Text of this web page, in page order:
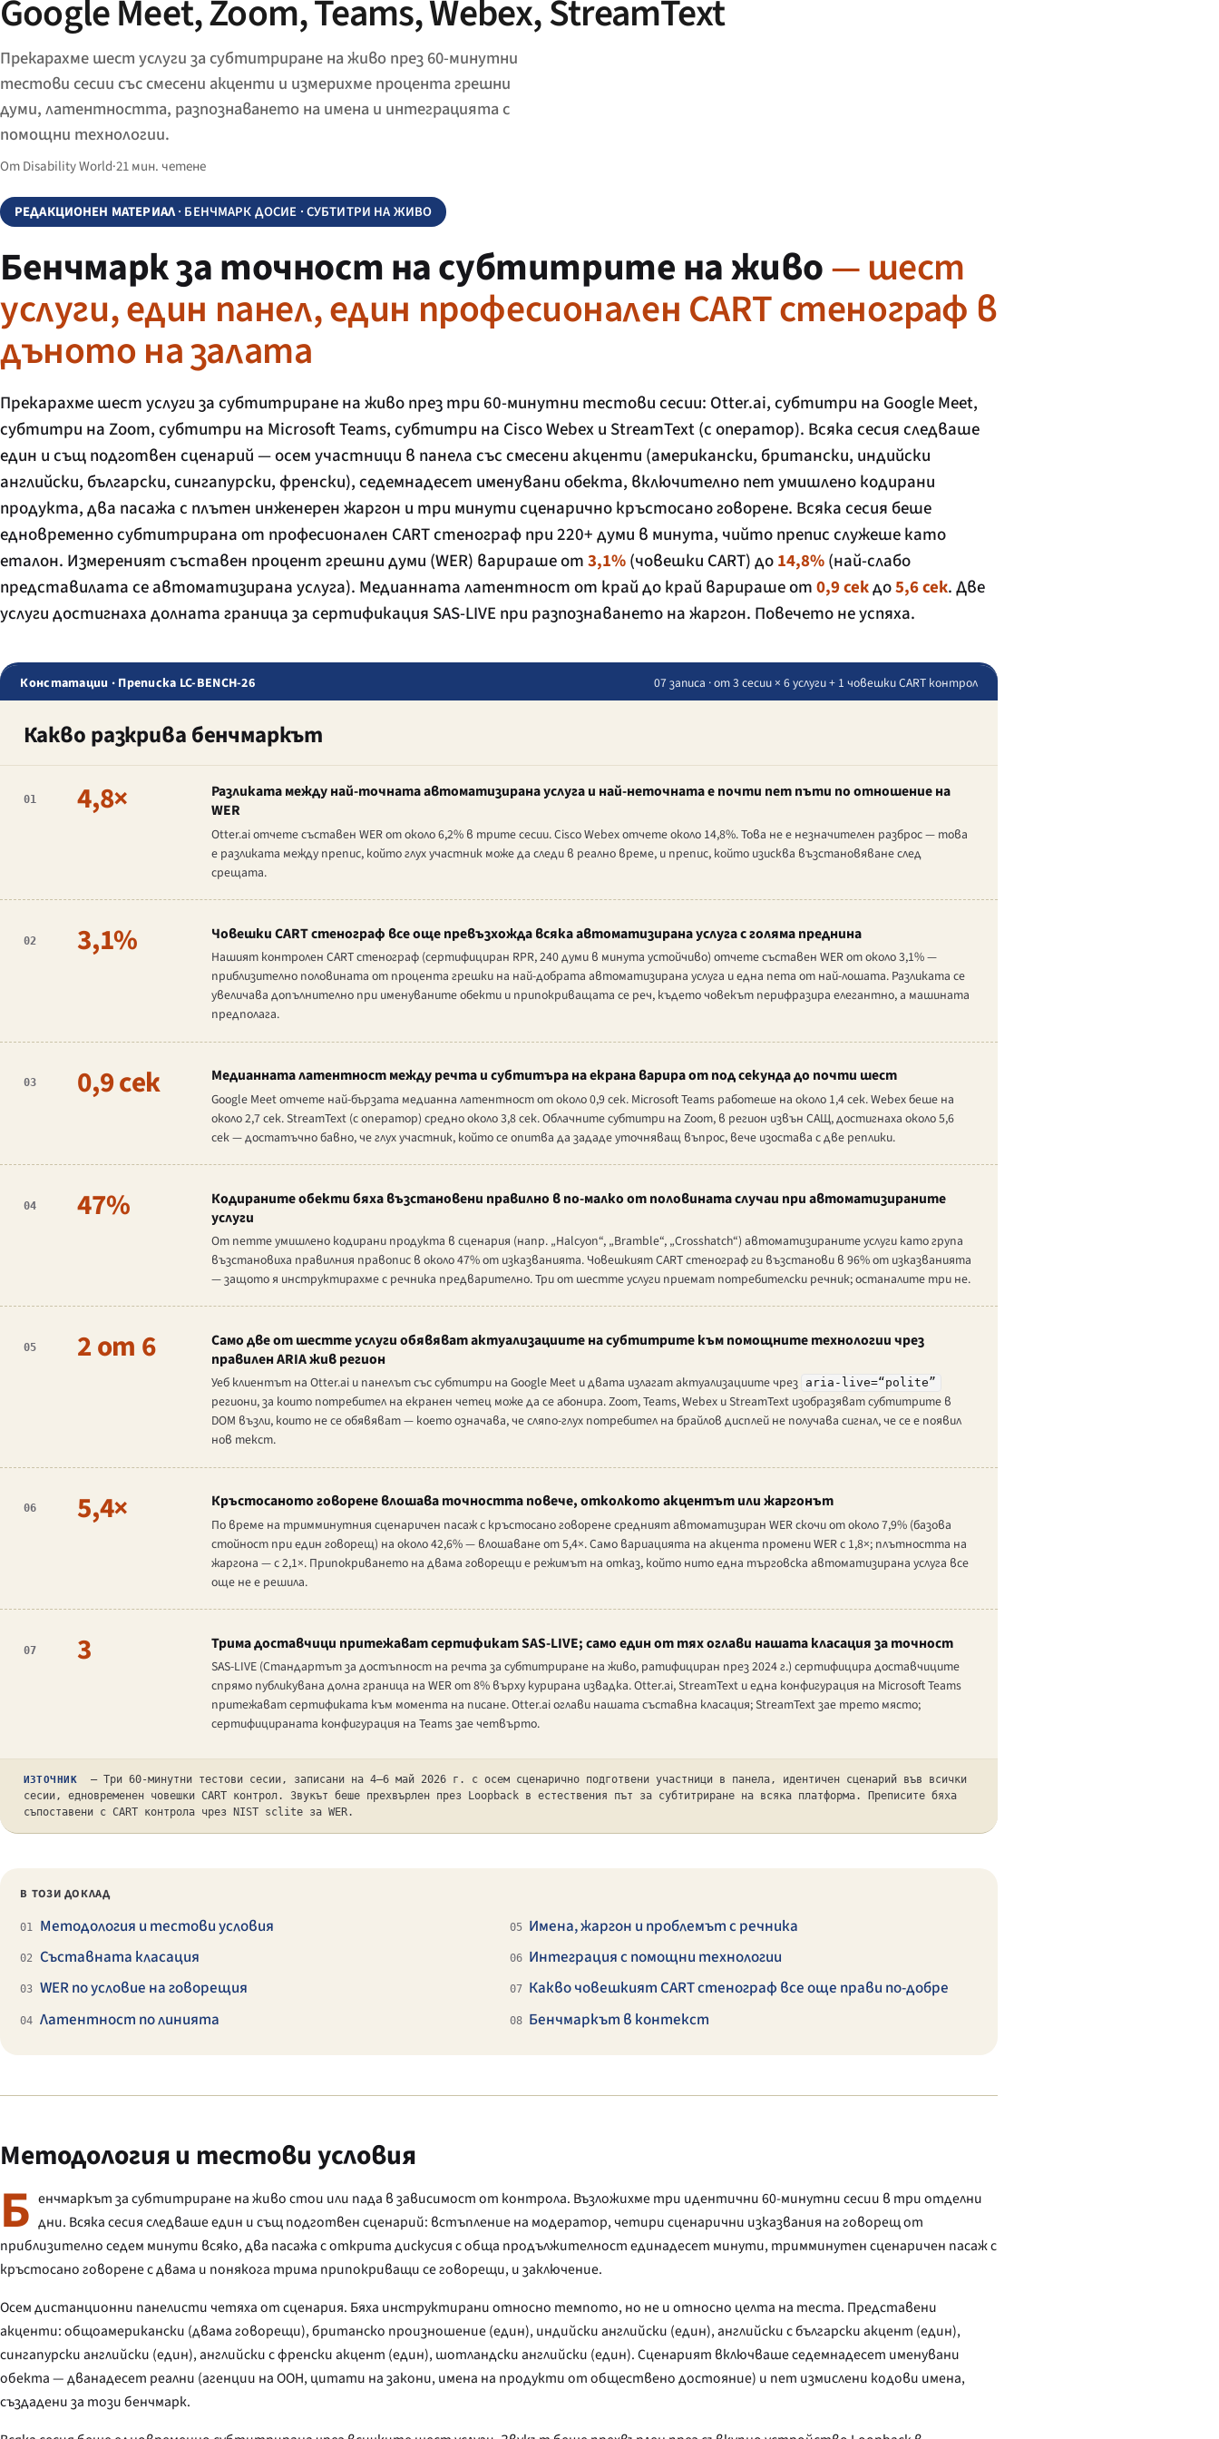
Google Meet, Zoom, Teams, Webex, StreamText
Прекарахме шест услуги за субтитриране на живо през 60-минутни
тестови сесии със смесени акценти и измерихме процента грешни
думи, латентността, разпознаването на имена и интеграцията с
помощни технологии.
От Disability World·21 мин. четене
РЕДАКЦИОНЕН МАТЕРИАЛ· БЕНЧМАРК ДОСИЕ · СУБТИТРИ НА ЖИВО
Бенчмарк за точност на субтитрите на живо— шест
услуги, един панел, един професионален CART стенограф в
дъното на залата
Прекарахме шест услуги за субтитриране на живо през три 60-минутни тестови сесии: Otter.ai, субтитри на Google Meet,
субтитри на Zoom, субтитри на Microsoft Teams, субтитри на Cisco Webex и StreamText (с оператор). Всяка сесия следваше
един и същ подготвен сценарий — осем участници в панела със смесени акценти (американски, британски, индийски
английски, български, сингапурски, френски), седемнадесет именувани обекта, включително пет умишлено кодирани
продукта, два пасажа с плътен инженерен жаргон и три минути сценарично кръстосано говорене. Всяка сесия беше
едновременно субтитрирана от професионален CART стенограф при 220+ думи в минута, чийто препис служеше като
еталон. Измереният съставен процент грешни думи (WER) варираше от3,1%(човешки CART) до14,8%(най-слабо
представилата се автоматизирана услуга). Медианната латентност от край до край варираше от0,9 секдо5,6 сек. Две
услуги достигнаха долната граница за сертификация SAS-LIVE при разпознаването на жаргон. Повечето не успяха.
Констатации · Преписка LC-BENCH-26 07 записа · от 3 сесии × 6 услуги + 1 човешки CART контрол
Какво разкрива бенчмаркът
01 4,8×
Разликата между най-точната автоматизирана услуга и най-неточната е почти пет пъти по отношение на
WER
Otter.ai отчете съставен WER от около 6,2% в трите сесии. Cisco Webex отчете около 14,8%. Това не е незначителен разброс — това
е разликата между препис, който глух участник може да следи в реално време, и препис, който изисква възстановяване след
срещата.
02 3,1% Човешки CART стенограф все още превъзхожда всяка автоматизирана услуга с голяма преднина
Нашият контролен CART стенограф (сертифициран RPR, 240 думи в минута устойчиво) отчете съставен WER от около 3,1% —
приблизително половината от процента грешки на най-добрата автоматизирана услуга и една пета от най-лошата. Разликата се
увеличава допълнително при именуваните обекти и припокриващата се реч, където човекът перифразира елегантно, а машината
предполага.
03 0,9 сек Медианната латентност между речта и субтитъра на екрана варира от под секунда до почти шест
Google Meet отчете най-бързата медианна латентност от около 0,9 сек. Microsoft Teams работеше на около 1,4 сек. Webex беше на
около 2,7 сек. StreamText (с оператор) средно около 3,8 сек. Облачните субтитри на Zoom, в регион извън САЩ, достигнаха около 5,6
сек — достатъчно бавно, че глух участник, който се опитва да зададе уточняващ въпрос, вече изостава с две реплики.
04 47%
Кодираните обекти бяха възстановени правилно в по-малко от половината случаи при автоматизираните
услуги
От петте умишлено кодирани продукта в сценария (напр. „Halcyon“, „Bramble“, „Crosshatch“) автоматизираните услуги като група
възстановиха правилния правопис в около 47% от изказванията. Човешкият CART стенограф ги възстанови в 96% от изказванията
— защото я инструктирахме с речника предварително. Три от шестте услуги приемат потребителски речник; останалите три не.
05 2 от 6
Само две от шестте услуги обявяват актуализациите на субтитрите към помощните технологии чрез
правилен ARIA жив регион
Уеб клиентът на Otter.ai и панелът със субтитри на Google Meet и двата излагат актуализациите чрез aria-live=“polite”
региони, за които потребител на екранен четец може да се абонира. Zoom, Teams, Webex и StreamText изобразяват субтитрите в
DOM възли, които не се обявяват — което означава, че сляпо-глух потребител на брайлов дисплей не получава сигнал, че се е появил
нов текст.
06 5,4× Кръстосаното говорене влошава точността повече, отколкото акцентът или жаргонът
По време на тримминутния сценаричен пасаж с кръстосано говорене средният автоматизиран WER скочи от около 7,9% (базова
стойност при един говорещ) на около 42,6% — влошаване от 5,4×. Само вариацията на акцента промени WER с 1,8×; плътността на
жаргона — с 2,1×. Припокриването на двама говорещи е режимът на отказ, който нито една търговска автоматизирана услуга все
още не е решила.
07 3 Трима доставчици притежават сертификат SAS-LIVE; само един от тях оглави нашата класация за точност
SAS-LIVE (Стандартът за достъпност на речта за субтитриране на живо, ратифициран през 2024 г.) сертифицира доставчиците
спрямо публикувана долна граница на WER от 8% върху курирана извадка. Otter.ai, StreamText и една конфигурация на Microsoft Teams
притежават сертификата към момента на писане. Otter.ai оглави нашата съставна класация; StreamText зае трето място;
сертифицираната конфигурация на Teams зае четвърто.
ИЗТОЧНИК
— Три 60-минутни тестови сесии, записани на 4–6 май 2026 г. с осем сценарично подготвени участници в панела, идентичен сценарий във всички
сесии, едновременен човешки CART контрол. Звукът беше прехвърлен през Loopback в естествения път за субтитриране на всяка платформа. Преписите бяха
съпоставени с CART контрола чрез NIST sclite за WER.
В ТОЗИ ДОКЛАД
01 Методология и тестови условия
02 Съставната класация
03 WER по условие на говорещия
04 Латентност по линията
05 Имена, жаргон и проблемът с речника
06 Интеграция с помощни технологии
07 Какво човешкият CART стенограф все още прави по-добре
08 Бенчмаркът в контекст
Методология и тестови условия
Б енчмаркът за субтитриране на живо стои или пада в зависимост от контрола. Възложихме три идентични 60-минутни сесии в три отделни
дни. Всяка сесия следваше един и същ подготвен сценарий: встъпление на модератор, четири сценарични изказвания на говорещ от
приблизително седем минути всяко, два пасажа с открита дискусия с обща продължителност единадесет минути, тримминутен сценаричен пасаж с
кръстосано говорене с двама и понякога трима припокриващи се говорещи, и заключение.
Осем дистанционни панелисти четяха от сценария. Бяха инструктирани относно темпото, но не и относно целта на теста. Представени
акценти: общоамерикански (двама говорещи), британско произношение (един), индийски английски (един), английски с български акцент (един),
сингапурски английски (един), английски с френски акцент (един), шотландски английски (един). Сценарият включваше седемнадесет именувани
обекта — дванадесет реални (агенции на ООН, цитати на закони, имена на продукти от обществено достояние) и пет измислени кодови имена,
създадени за този бенчмарк.